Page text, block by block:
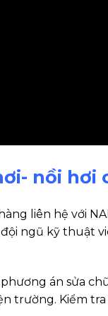
nồi hơi
liên hệ với
đội ngũ kỹ thuật
án sửa
trường. Kiểm